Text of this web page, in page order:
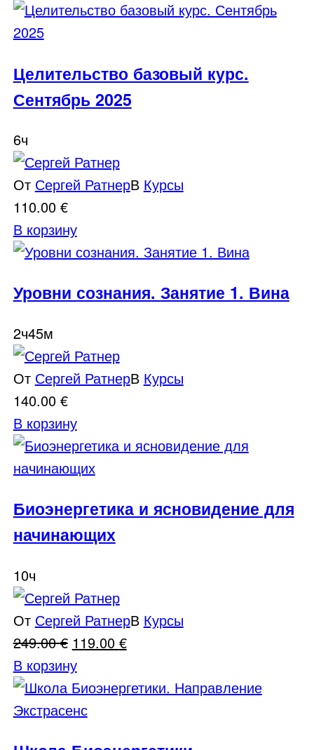
Целительство базовый курс.
Сентябрь 2025
6ч
От Сергей РатнерВ Курсы
110.00 €
В корзину
Уровни сознания. Занятие 1. Вина
2ч45м
От Сергей РатнерВ Курсы
140.00 €
В корзину
Биоэнергетика и ясновидение для
начинающих
10ч
От Сергей РатнерВ Курсы
249.00€ Первоначальная
цена
составляла
249.00 €.
119.00 €Текущая
119.00 €.
В корзину